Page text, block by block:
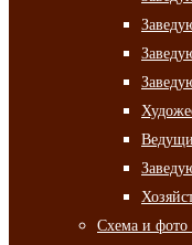
Схема и фото